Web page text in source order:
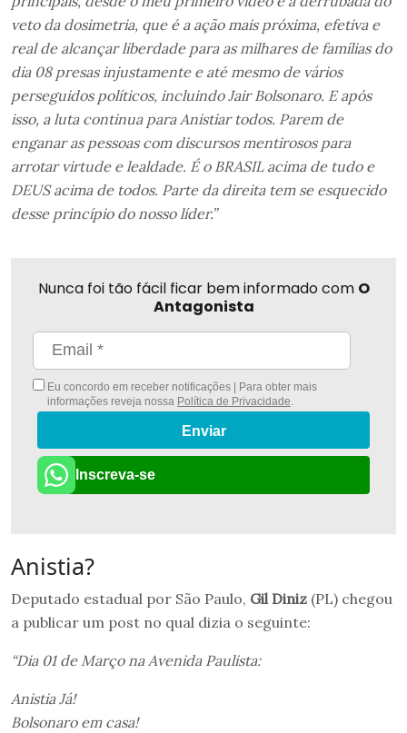
veto da dosimetria, que é a ação mais próxima, efetiva e
real de alcançar liberdade para as milhares de famílias do
dia 08 presas injustamente e até mesmo de vários
perseguidos políticos, incluindo Jair Bolsonaro. E após
isso, a luta continua para Anistiar todos. Parem de
enganar as pessoas com discursos mentirosos para
arrotar virtude e lealdade. É o BRASIL acima de tudo e
DEUS acima de todos. Parte da direita tem se esquecido
desse princípio do nosso líder.”
Nunca foi tão fácil ficar bem informado com O
Antagonista
Eu concordo em receber notificações | Para obter mais
informações reveja nossa Política de Privacidade
Enviar
Inscreva-se
Anistia?
Deputado estadual por São Paulo, Gil Diniz (PL) chegou
a publicar um post no qual dizia o seguinte:
“Dia 01 de Março na Avenida Paulista:
Anistia Já!
Bolsonaro em casa!